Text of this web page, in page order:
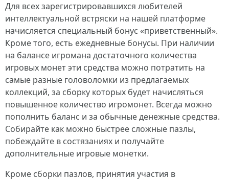
Для всех зарегистрировавшихся любителей
интеллектуальной встряски на нашей платформе
начисляется специальный бонус «приветственный».
Кроме того, есть ежедневные бонусы. При наличии
на балансе игромана достаточного количества
игровых монет эти средства можно потратить на
самые разные головоломки из предлагаемых
коллекций, за сборку которых будет начисляться
повышенное количество игромонет. Всегда можно
пополнить баланс и за обычные денежные средства.
Собирайте как можно быстрее сложные пазлы,
побеждайте в состязаниях и получайте
дополнительные игровые монетки.
Кроме сборки пазлов, принятия участия в